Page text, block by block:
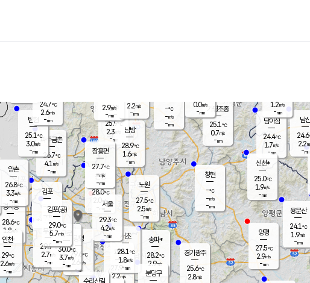
남이섬
24.4℃
1.7m/s
-mm
양주
25.9℃
2.3
-mm
과천
27.9℃
2.2m/s
남산
24.6
2.2
-mm
경기광주
25.6℃
2.8m/s
1.2m/s
-mm
경서동
28.6℃
1.8 m/s
-mm
파주금촌
26.7℃
4.1 m/s
-mm
가평조종
25.1℃
0.7m/s
-mm
-℃
-m/s
-mm
신천*
25.0℃
1.9m/s
-mm
창현
-℃
-m/s
-mm
탄현
25.1℃
3.0m/s
-mm
0.0m/s
-mm
김포
- ℃
-m/s
mm
광명
29.6 ℃
2.6 m/s
-mm
부천
29.9℃
2.7m/s
-mm
양촌
26.8℃
3.3m/s
-mm
구로
30.0℃
3.7m/s
-mm
은평
28.0℃
2.0 m/s
- mm
노원
27.5℃
2.5m/s
-mm
송파*
28.2℃
2.9m/s
-mm
서초
28.1℃
1.8m/s
-mm
남방
28.9℃
1.6m/s
-mm
수리산길
분당구
장흥면
27.7℃
-m/s
-mm
2.9m/s
-mm
용문산
24.1℃
1.9m/s
-mm
김포(공)
29.0℃
5.7m/s
-mm
양평
27.5℃
2.9m/s
-mm
인천
29℃
2.6m/s
-mm
서울
29.3℃
4.2m/s
-mm
24.7℃
2.6m/s
-mm
2.2m/s
-mm